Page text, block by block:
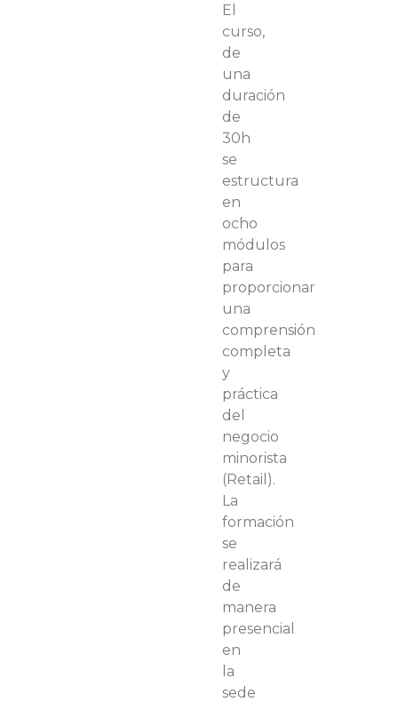
El
curso,
de
una
duración
de
30h
se
estructura
en
ocho
módulos
para
proporcionar
una
comprensión
completa
y
práctica
del
negocio
minorista
(Retail).
La
formación
se
realizará
de
manera
presencial
en
la
sede